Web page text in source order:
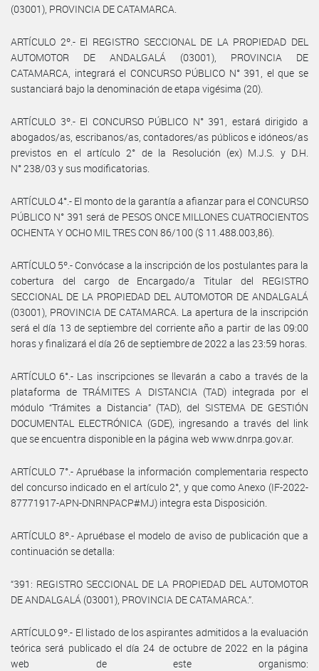
(03001), PROVINCIA DE CATAMARCA.
ARTÍCULO 2º.- El REGISTRO SECCIONAL DE LA PROPIEDAD DEL
AUTOMOTOR DE ANDALGALÁ (03001), PROVINCIA DE
CATAMARCA, integrará el CONCURSO PÚBLICO N° 391, el que se
sustanciará bajo la denominación de etapa vigésima (20).
ARTÍCULO 3º.- El CONCURSO PÚBLICO N° 391, estará dirigido a
abogados/as, escribanos/as, contadores/as públicos e idóneos/as
previstos en el artículo 2° de la Resolución (ex) M.J.S. y D.H.
N° 238/03 y sus modificatorias.
ARTÍCULO 4°.- El monto de la garantía a afianzar para el CONCURSO
PÚBLICO N° 391 será de PESOS ONCE MILLONES CUATROCIENTOS
OCHENTA Y OCHO MIL TRES CON 86/100 ($ 11.488.003,86).
ARTÍCULO 5º.- Convócase a la inscripción de los postulantes para la
cobertura del cargo de Encargado/a Titular del REGISTRO
SECCIONAL DE LA PROPIEDAD DEL AUTOMOTOR DE ANDALGALÁ
(03001), PROVINCIA DE CATAMARCA. La apertura de la inscripción
será el día 13 de septiembre del corriente año a partir de las 09:00
horas y finalizará el día 26 de septiembre de 2022 a las 23:59 horas.
ARTÍCULO 6°.- Las inscripciones se llevarán a cabo a través de la
plataforma de TRÁMITES A DISTANCIA (TAD) integrada por el
módulo “Trámites a Distancia” (TAD), del SISTEMA DE GESTIÓN
DOCUMENTAL ELECTRÓNICA (GDE), ingresando a través del link
que se encuentra disponible en la página web www.dnrpa.gov.ar.
ARTÍCULO 7°.- Apruébase la información complementaria respecto
del concurso indicado en el artículo 2°, y que como Anexo (IF-2022-
87771917-APN-DNRNPACP#MJ) integra esta Disposición.
ARTÍCULO 8º.- Apruébase el modelo de aviso de publicación que a
continuación se detalla:
“391: REGISTRO SECCIONAL DE LA PROPIEDAD DEL AUTOMOTOR
DE ANDALGALÁ (03001), PROVINCIA DE CATAMARCA.”.
ARTÍCULO 9º.- El listado de los aspirantes admitidos a la evaluación
teórica será publicado el día 24 de octubre de 2022 en la página
web de este organismo: